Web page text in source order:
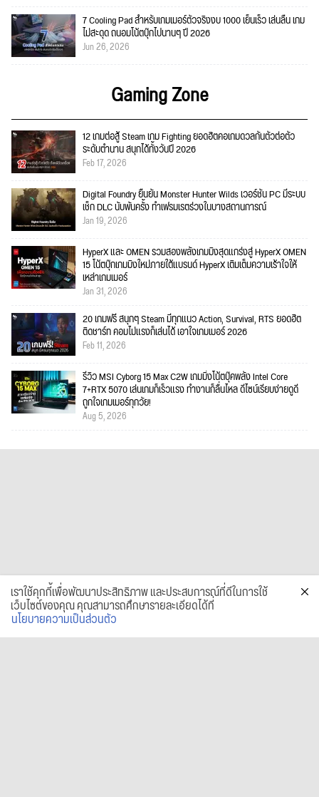
7 Cooling Pad สำหรับเกมเมอร์ตัวจริงงบ 1000 เย็นเร็ว เล่นลื่น เกม
ไม่สะดุด ถนอมโน้ตบุ๊กไปนานๆ ปี 2026
Jun 26, 2026
Gaming Zone
12 เกมต่อสู้ Steam เกม Fighting ยอดฮิตคอเกมดวลกันตัวต่อตัว
ระดับตำนาน สนุกได้ทั้งวันปี 2026
Feb 17, 2026
Digital Foundry ยืนยัน Monster Hunter Wilds เวอร์ชัน PC มีระบบ
เช็ก DLC นับพันครั้ง ทำเฟรมเรตร่วงในบางสถานการณ์
Jan 19, 2026
HyperX และ OMEN รวมสองพลังเกมมิงสุดแกร่งสู่ HyperX OMEN
15 โน้ตบุ๊กเกมมิงใหม่ภายใต้แบรนด์ HyperX เติมเต็มความเร้าใจให้
เหล่าเกมเมอร์
Jan 31, 2026
20 เกมฟรี สนุกๆ Steam มีทุกแนว Action, Survival, RTS ยอดฮิต
ติดชาร์ท คอมไม่แรงก็เล่นได้ เอาใจเกมเมอร์ 2026
Feb 11, 2026
รีวิว MSI Cyborg 15 Max C2W เกมมิ่งโน้ตบุ๊คพลัง Intel Core
7+RTX 5070 เล่นเกมก็เร็วแรง ทำงานก็ลื่นไหล ดีไซน์เรียบง่ายดูดี
ถูกใจเกมเมอร์ทุกวัย!
Aug 5, 2026
เราใช้คุกกี้เพื่อพัฒนาประสิทธิภาพ และประสบการณ์ที่ดีในการใช้
เว็บไซต์ของคุณ คุณสามารถศึกษารายละเอียดได้ที่
นโยบายความเป็นส่วนตัว